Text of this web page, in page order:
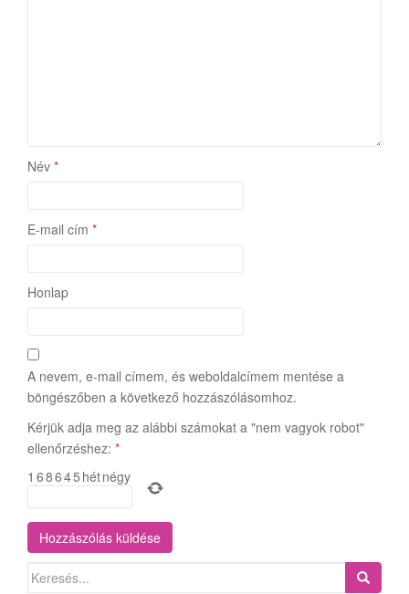
Név *
E-mail cím *
Honlap
A nevem, e-mail címem, és weboldalcímem mentése a
böngészőben a következő hozzászólásomhoz.
Kérjük adja meg az alábbi számokat a "nem vagyok robot"
ellenőrzéshez: *
1 68645 hétnégy
Search